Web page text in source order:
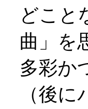
どこと
曲」を
多彩か
（後